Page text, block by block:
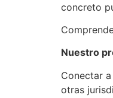
concreto
Nuestro
Conectar
otras